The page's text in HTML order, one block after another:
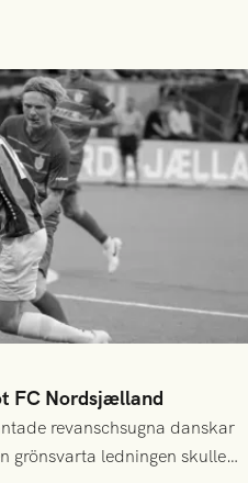
FC Nordsjælland
revanschsugna danskar
grönsvarta ledningen skulle